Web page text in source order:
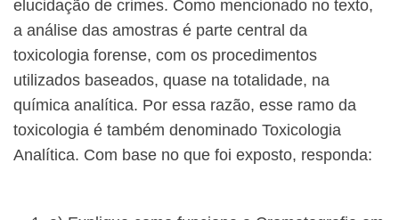
elucidação de crimes. Como mencionado no texto,
a análise das amostras é parte central da
toxicologia forense, com os procedimentos
utilizados baseados, quase na totalidade, na
química analítica. Por essa razão, esse ramo da
toxicologia é também denominado Toxicologia
Analítica. Com base no que foi exposto, responda: